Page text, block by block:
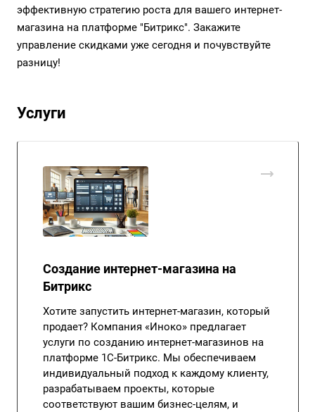
эффективную стратегию роста для вашего интернет-
магазина на платформе "Битрикс". Закажите
управление скидками уже сегодня и почувствуйте
разницу!
Услуги
Создание интернет-магазина на
Битрикс
Хотите запустить интернет-магазин, который
продает? Компания «Иноко» предлагает
услуги по созданию интернет-магазинов на
платформе 1С-Битрикс. Мы обеспечиваем
индивидуальный подход к каждому клиенту,
разрабатываем проекты, которые
соответствуют вашим бизнес-целям, и